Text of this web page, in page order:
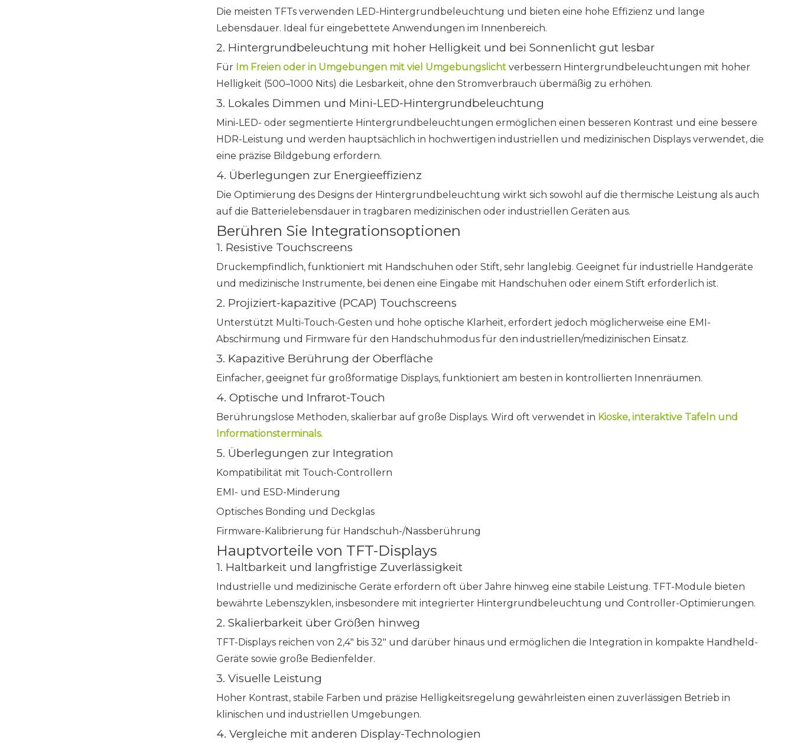
Die meisten TFTs verwenden LED-Hintergrundbeleuchtung und bieten eine hohe Effizienz und lange
Lebensdauer. Ideal für eingebettete Anwendungen im Innenbereich.
2. Hintergrundbeleuchtung mit hoher Helligkeit und bei Sonnenlicht gut lesbar
Für Im Freien oder in Umgebungen mit viel Umgebungslicht verbessern Hintergrundbeleuchtungen mit hoher
Helligkeit (500–1000 Nits) die Lesbarkeit, ohne den Stromverbrauch übermäßig zu erhöhen.
3. Lokales Dimmen und Mini-LED-Hintergrundbeleuchtung
Mini-LED- oder segmentierte Hintergrundbeleuchtungen ermöglichen einen besseren Kontrast und eine bessere
HDR-Leistung und werden hauptsächlich in hochwertigen industriellen und medizinischen Displays verwendet, die
eine präzise Bildgebung erfordern.
4. Überlegungen zur Energieeffizienz
Die Optimierung des Designs der Hintergrundbeleuchtung wirkt sich sowohl auf die thermische Leistung als auch
auf die Batterielebensdauer in tragbaren medizinischen oder industriellen Geräten aus.
Berühren Sie Integrationsoptionen
1. Resistive Touchscreens
Druckempfindlich, funktioniert mit Handschuhen oder Stift, sehr langlebig. Geeignet für industrielle Handgeräte
und medizinische Instrumente, bei denen eine Eingabe mit Handschuhen oder einem Stift erforderlich ist.
2. Projiziert-kapazitive (PCAP) Touchscreens
Unterstützt Multi-Touch-Gesten und hohe optische Klarheit, erfordert jedoch möglicherweise eine EMI-
Abschirmung und Firmware für den Handschuhmodus für den industriellen/medizinischen Einsatz.
3. Kapazitive Berührung der Oberfläche
Einfacher, geeignet für großformatige Displays, funktioniert am besten in kontrollierten Innenräumen.
4. Optische und Infrarot-Touch
Berührungslose Methoden, skalierbar auf große Displays. Wird oft verwendet in Kioske, interaktive Tafeln und
Informationsterminals.
5. Überlegungen zur Integration
Kompatibilität mit Touch-Controllern
EMI- und ESD-Minderung
Optisches Bonding und Deckglas
Firmware-Kalibrierung für Handschuh-/Nassberührung
Hauptvorteile von TFT-Displays
1. Haltbarkeit und langfristige Zuverlässigkeit
Industrielle und medizinische Geräte erfordern oft über Jahre hinweg eine stabile Leistung. TFT-Module bieten
bewährte Lebenszyklen, insbesondere mit integrierter Hintergrundbeleuchtung und Controller-Optimierungen.
2. Skalierbarkeit über Größen hinweg
TFT-Displays reichen von 2,4″ bis 32″ und darüber hinaus und ermöglichen die Integration in kompakte Handheld-
Geräte sowie große Bedienfelder.
3. Visuelle Leistung
Hoher Kontrast, stabile Farben und präzise Helligkeitsregelung gewährleisten einen zuverlässigen Betrieb in
klinischen und industriellen Umgebungen.
4. Vergleiche mit anderen Display-Technologien